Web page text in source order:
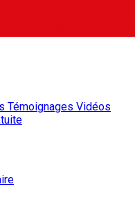
Témoignages Vidéos